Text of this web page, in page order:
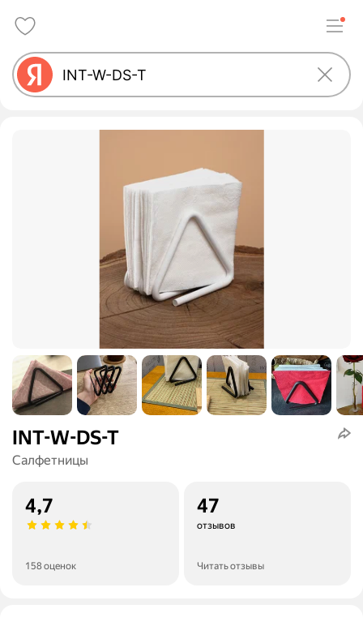
INT-W-DS-T
Салфетницы
4,7
158 оценок
47
отзывов
Читать отзывы